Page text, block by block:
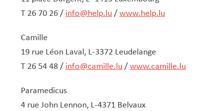
T 26 70 26 / info@help.lu/ www.help.lu
Camille
19 rue Léon Laval, L-3372 Leudelange
T 26 54 48 / info@camille.lu/ www.camille.lu
Paramedicus
4 rue John Lennon, L-4371 Belvaux